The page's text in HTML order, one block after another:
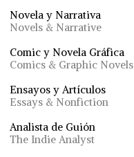
Novela y Narrativa
Novels & Narrative
Comic y Novela Gráfica
Comics & Graphic Novels
Ensayos y Artículos
Essays & Nonfiction
Analista de Guión
The Indie Analyst